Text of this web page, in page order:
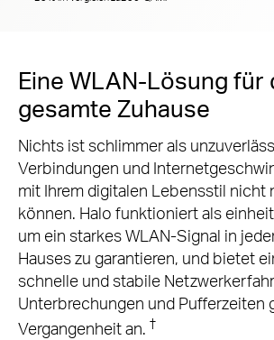
Eine WLAN-Lösung für
gesamte Zuhause
Nichts ist schlimmer als
Verbindungen und
mit Ihrem digitalen Lebensstil nicht
können. Halo funktioniert als
um ein starkes WLAN-Signal in
Hauses zu garantieren, und bietet
schnelle und stabile
Unterbrechungen und Pufferzeiten
Vergangenheit an. †